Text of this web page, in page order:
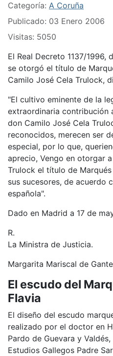
Categoría: A Coruña
Publicado: 03 Enero 2006
Visitas: 5050
El Real Decreto 1137/1996,
se otorgó el título de
Camilo José Cela Trulock,
"El cultivo eminente de la
extraordinaria contribución
don Camilo José Cela
reconocidos, merecen ser
especial, por lo que,
aprecio, Vengo en otorgar
Trulock el título de
sus sucesores, de acuerdo
española".
Dado en Madrid a 17 de
R.
La Ministra de Justicia.
Margarita Mariscal de
El escudo del
Flavia
El diseño del escudo
realizado por el doctor en
Pardo de Guevara y
Estudios Gallegos Padre